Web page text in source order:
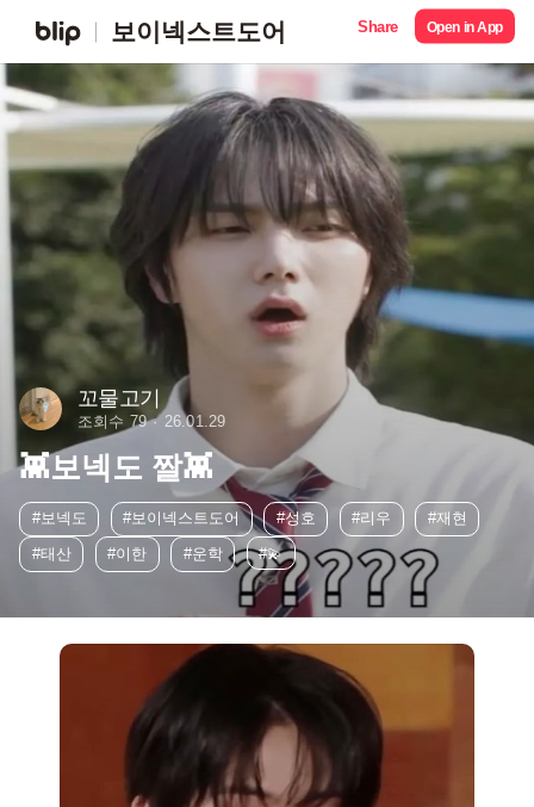
보이넥스트도어 Share Open in App
꼬물고기
조회수 79 26.01.29
👾보넥도 짤👾
#보넥도 #보이넥스트도어 #성호 #리우
#재현
#태산
#이한 #운학 #💫